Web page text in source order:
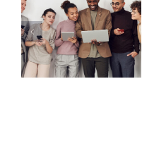
Project
#5